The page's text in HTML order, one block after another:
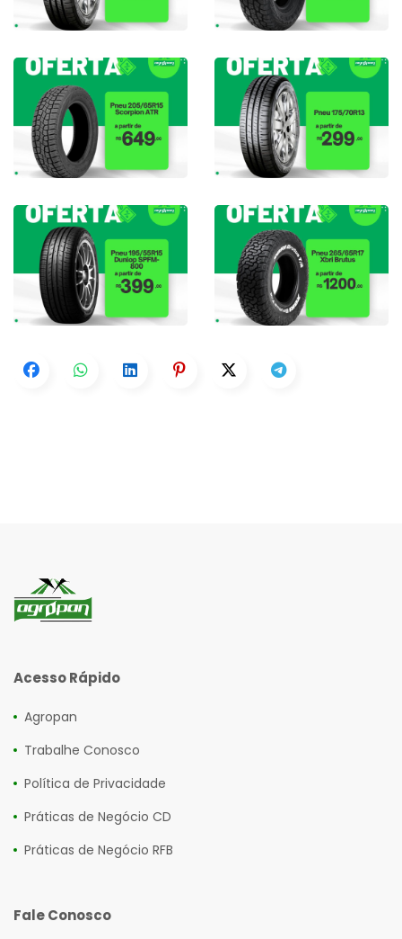
Acesso Rápido
Agropan
Trabalhe Conosco
Política de Privacidade
Práticas de Negócio CD
Práticas de Negócio RFB
Fale Conosco